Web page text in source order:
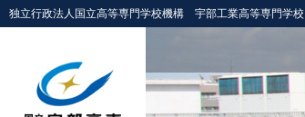
独立行政法人国立高等専門学校機構 宇部工業高等専門学校